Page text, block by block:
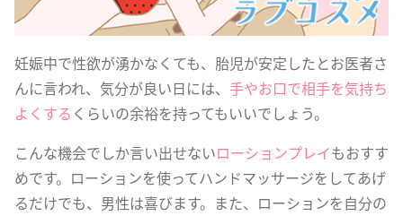
妊娠中で性欲が湧かなくても、胎児が安定したとお医者さ
んに言われ、気分が良い日には、 手やお口で相手を気持ち
よくする くらいの余裕を持ってもいいでしょう。
こんな機会でしか言い出せないローションプレイもおすす
めです。ローションを使ってハンドマッサージをしてあげ
るだけでも、男性は喜びます。また、ローションを自分の